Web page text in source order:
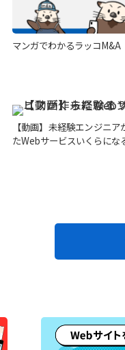
マンガでわかるラッコM&A
【動画】未経験エンジニア
たWebサービスいくらにな